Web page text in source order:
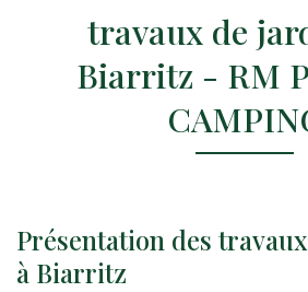
travaux de
Biarritz - RM
Présentation des
à Biarritz